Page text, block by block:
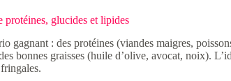
glucides et lipides
gagnant : des protéines (viandes maigres,
bonnes graisses (huile d’olive, avocat, noix).